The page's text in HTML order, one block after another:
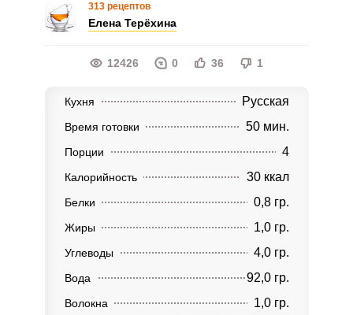
313 рецептов
Елена Терёхина
12426 0 36 1
Кухня Русская
Время готовки 50 мин.
Порции 4
Калорийность 30 ккал
Белки 0,8 гр.
Жиры 1,0 гр.
Углеводы 4,0 гр.
Вода 92,0 гр.
Волокна 1,0 гр.